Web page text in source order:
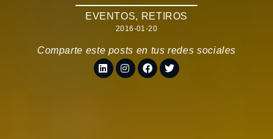
EVENTOS, RETIROS
2016-01-20
Comparte este posts en tus redes sociales